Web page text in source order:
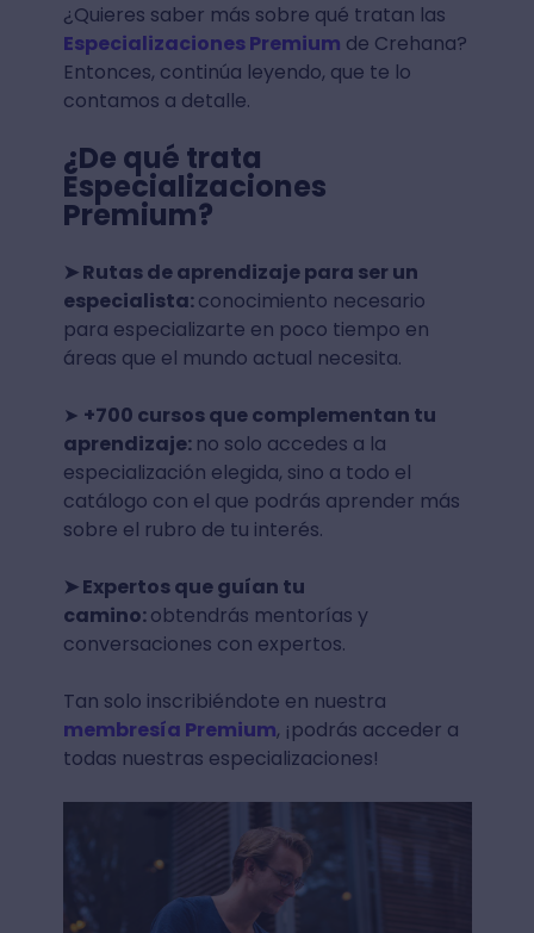
¿Quieres saber más sobre qué tratan las
Especializaciones Premium de Crehana?
Entonces, continúa leyendo, que te lo
contamos a detalle.
¿De qué trata
Especializaciones
Premium?
➤ Rutas de aprendizaje para ser un
especialista:conocimiento necesario
para especializarte en poco tiempo en
áreas que el mundo actual necesita.
➤ +700 cursos que complementan tu
aprendizaje: no solo accedes a la
especialización elegida, sino a todo el
catálogo con el que podrás aprender más
sobre el rubro de tu interés.
➤ Expertos que guían tu
camino:obtendrás mentorías y
conversaciones con expertos.
Tan solo inscribiéndote en nuestra
membresía Premium, ¡podrás acceder a
todas nuestras especializaciones!